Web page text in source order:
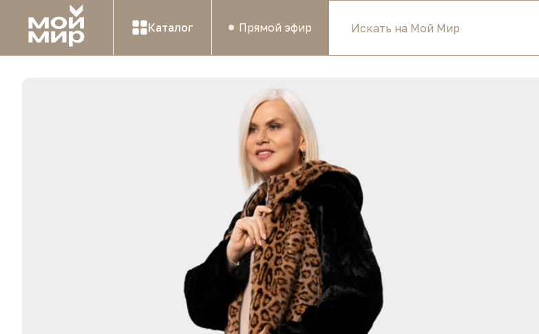
Каталог Прямой эфир